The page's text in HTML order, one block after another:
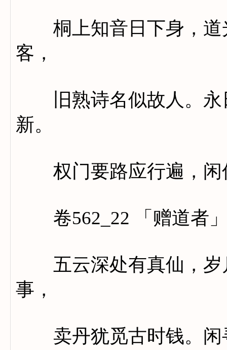
桐上知音日下身，道
客，
旧熟诗名似故人。永
新。
权门要路应行遍，闲
卷562_22 「赠道者
五云深处有真仙，岁
事，
卖丹犹觅古时钱。闲